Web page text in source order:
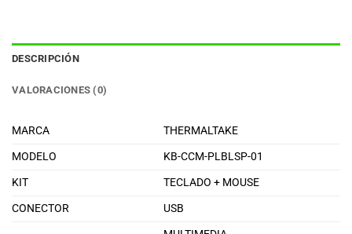
DESCRIPCIÓN
VALORACIONES (0)
MARCA
THERMALTAKE
MODELO
KB-CCM-PLBLSP-01
KIT
TECLADO + MOUSE
CONECTOR
USB